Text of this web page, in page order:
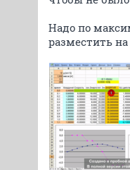
Надо по
разместить